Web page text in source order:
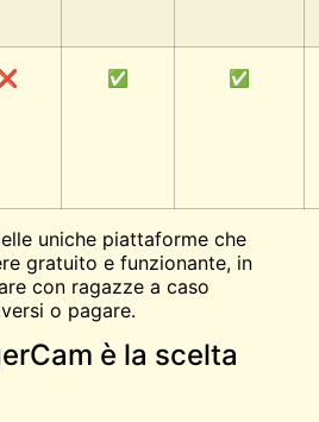
✅ ✅
uniche piattaforme che
gratuito e funzionante, in
con ragazze a caso
o pagare.
è la scelta